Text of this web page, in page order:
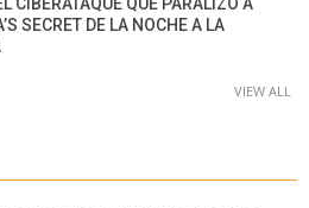
CIBERATAQUE QUE PARALIZÓ A
SECRET DE LA NOCHE A LA
VIEW ALL